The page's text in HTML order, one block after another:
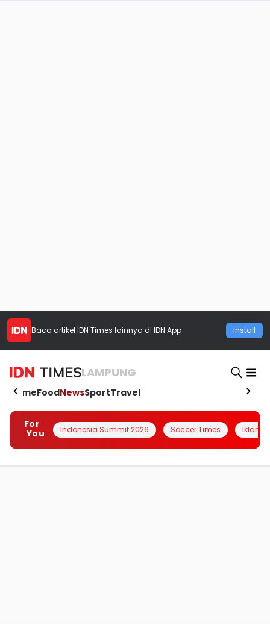
Baca artikel IDN Times lainnya di IDN App Install
LAMPUNG
HomeFoodNewsSportTravel
For
You
Indonesia Summit 2026 Soccer Times Iklanin